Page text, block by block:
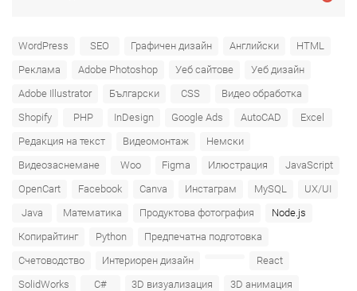
WordPress SEO Графичен дизайн Английски
HTML
Реклама
Adobe Photoshop Уеб сайтове
Уеб дизайн
Adobe Illustrator
Български CSS
Видео обработка
Shopify
PHP InDesign Google Ads AutoCAD
Excel
Редакция на текст
Видеомонтаж
Немски
Видеозаснемане
Woo Figma Илюстрация
JavaScript
OpenCart
Facebook Canva Инстаграм MySQL
UX/UI
Java
Математика Продуктова фотография
Node.js
Копирайтинг
Python
Предпечатна подготовка
Счетоводство
Интериорен дизайн
React
SolidWorks
C# 3D визуализация
3D анимация